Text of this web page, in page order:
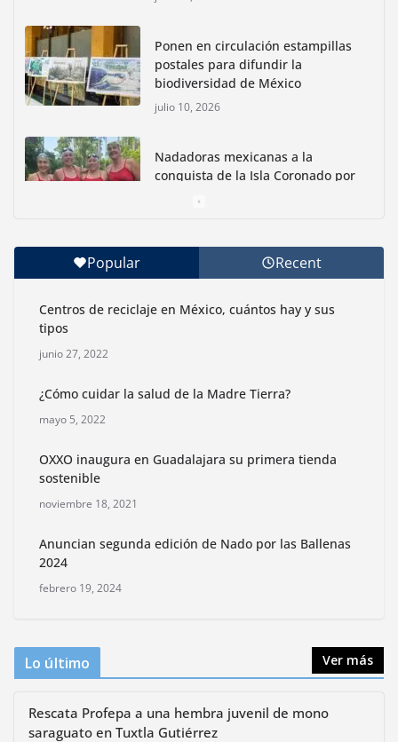
Ponen en circulación estampillas
biodiversidad de México
julio 10, 2026
Nadadoras mexicanas a la
una causa ambiental
junio 30, 2026
for Animals buscan inhibir tráfico de aves
junio 15, 2026
Inauguran nuevo Embarcadero Cuemanco para
reactivar la zona lacustre de Xochimilco
junio 4, 2026
Rompe CDMX récords Reto Naturalista Urbano 2026 y
mayo 18, 2026
huertos urbanos y jardines
Popular Recent
Centros de reciclaje en México, cuántos hay y sus
tipos
junio 27, 2022
¿Cómo cuidar la salud de la Madre Tierra?
mayo 5, 2022
OXXO inaugura en Guadalajara su primera tienda
sostenible
noviembre 18, 2021
Anuncian segunda edición de Nado por las Ballenas
2024
febrero 19, 2024
Lo último Ver más
Rescata Profepa a una hembra juvenil de mono
saraguato en Tuxtla Gutiérrez